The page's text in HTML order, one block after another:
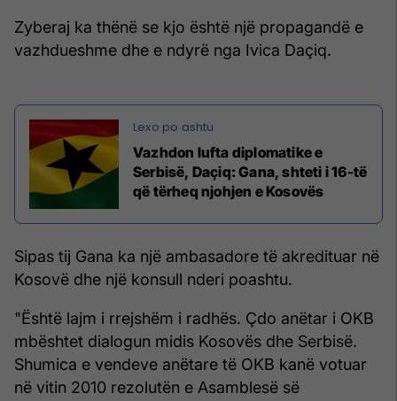
Zyberaj ka thënë se kjo është një propagandë e
vazhdueshme dhe e ndyrë nga Ivica Daçiq.
Vazhdon lufta diplomatike e
Serbisë, Daçiq: Gana, shteti i 16-të
që tërheq njohjen e Kosovës
Sipas tij Gana ka një ambasadore të akredituar në
Kosovë dhe një konsull nderi poashtu.
"Është lajm i rrejshëm i radhës. Çdo anëtar i OKB
mbështet dialogun midis Kosovës dhe Serbisë.
Shumica e vendeve anëtare të OKB kanë votuar
në vitin 2010 rezolutën e Asamblesë së